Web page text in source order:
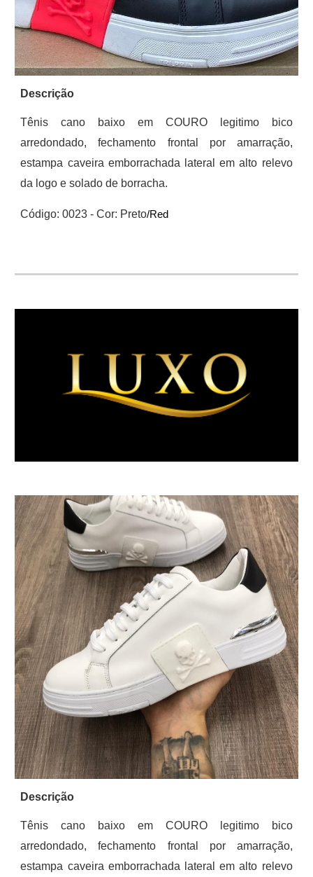
Descrição
Tênis cano baixo em COURO legitimo bico
arredondado, fechamento frontal por amarração,
estampa caveira emborrachada lateral em alto relevo
da logo e solado de borracha.
Código: 0023 -Cor: Preto/Red
Descrição
Tênis cano baixo em COURO legitimo bico
arredondado, fechamento frontal por amarração,
estampa caveira emborrachada lateral em alto relevo